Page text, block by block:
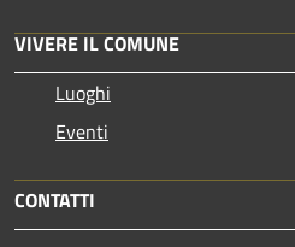
VIVERE IL COMUNE
Luoghi
Eventi
CONTATTI